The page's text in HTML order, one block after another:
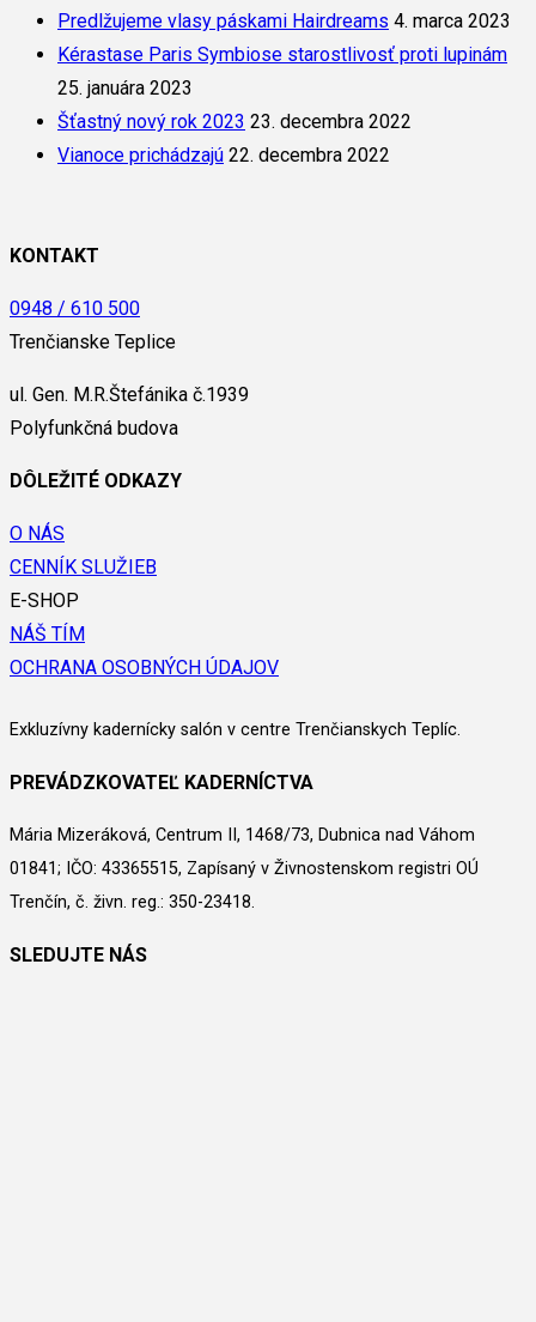
Predlžujeme vlasy páskami Hairdreams 4. marca 2023
Kérastase Paris Symbiose starostlivosť proti lupinám
25. januára 2023
Šťastný nový rok 2023 23. decembra 2022
Vianoce prichádzajú 22. decembra 2022
KONTAKT
0948 / 610 500
Trenčianske Teplice
ul. Gen. M.R.Štefánika č.1939
Polyfunkčná budova
DÔLEŽITÉ ODKAZY
O NÁS
CENNÍK SLUŽIEB
E-SHOP
NÁŠ TÍM
OCHRANA OSOBNÝCH ÚDAJOV
Exkluzívny kadernícky salón v centre Trenčianskych Teplíc.
PREVÁDZKOVATEĽ KADERNÍCTVA
Mária Mizeráková, Centrum II, 1468/73, Dubnica nad Váhom
01841; IČO: 43365515, Zapísaný v Živnostenskom registri OÚ
Trenčín, č. živn. reg.: 350-23418.
SLEDUJTE NÁS